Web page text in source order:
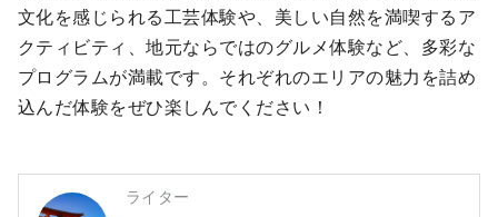
文化を感じられる工芸体験や、美しい自然を満喫するア
クティビティ、地元ならではのグルメ体験など、多彩な
プログラムが満載です。それぞれのエリアの魅力を詰め
込んだ体験をぜひ楽しんでください！
ライター